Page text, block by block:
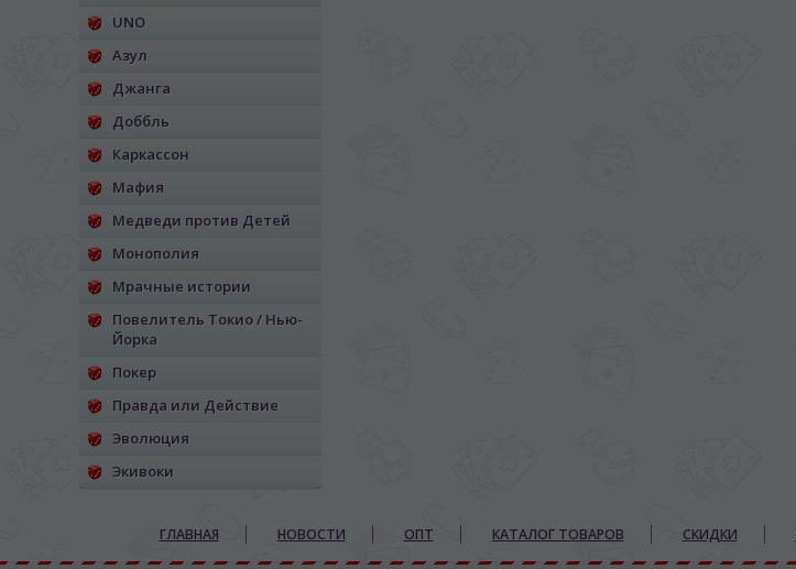
UNO
Азул
Джанга
Доббль
Каркассон
Мафия
Медведи против Детей
Монополия
Мрачные истории
Повелитель Токио / Нью-
Йорка
Покер
Правда или Действие
Эволюция
Экивоки
ГЛАВНАЯ НОВОСТИ ОПТ КАТАЛОГ ТОВАРОВ СКИДКИ